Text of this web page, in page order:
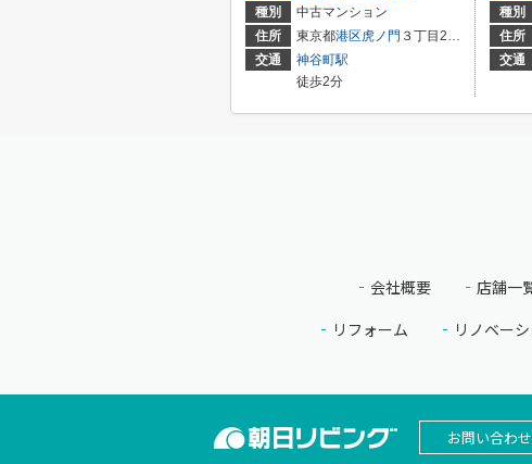
種別
中古マンション
住所
東京都港区虎ノ門 ３丁目20-6
交通
神谷町駅
徒歩2分
種別
住所
交通
会社概要 店舗一
リフォーム
リノベー
お問い合わ